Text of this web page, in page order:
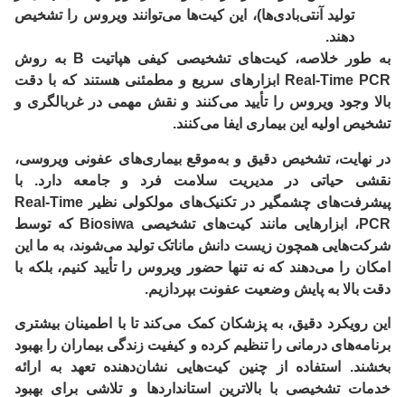
تولید آنتی‌بادی‌ها)، این کیت‌ها می‌توانند ویروس را تشخیص
دهند.
به طور خلاصه، کیت‌های تشخیصی کیفی هپاتیت B به روش
Real-Time PCR ابزارهای سریع و مطمئنی هستند که با دقت
بالا وجود ویروس را تأیید می‌کنند و نقش مهمی در غربالگری و
تشخیص اولیه این بیماری ایفا می‌کنند.
در نهایت، تشخیص دقیق و به‌موقع بیماری‌های عفونی ویروسی،
نقشی حیاتی در مدیریت سلامت فرد و جامعه دارد. با
پیشرفت‌های چشمگیر در تکنیک‌های مولکولی نظیر Real-Time
PCR، ابزارهایی مانند کیت‌های تشخیصی
که توسط
شرکت‌هایی همچونزیست دانش ماناتک تولید می‌شوند، به ما این
امکان را می‌دهند که نه تنها حضور ویروس را تأیید کنیم، بلکه با
دقت بالا به پایش وضعیت عفونت بپردازیم.
این رویکرد دقیق، به پزشکان کمک می‌کند تا با اطمینان بیشتری
برنامه‌های درمانی را تنظیم کرده و کیفیت زندگی بیماران را بهبود
بخشند. استفاده از چنین کیت‌هایی نشان‌دهنده تعهد به ارائه
خدمات تشخیصی با بالاترین استانداردها و تلاشی برای بهبود